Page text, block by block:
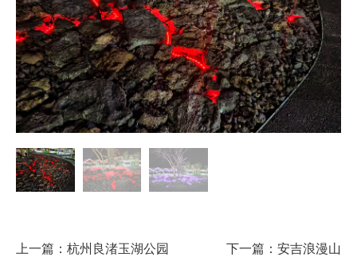
上一篇：杭州良渚玉湖公园 下一篇：安吉浪漫山